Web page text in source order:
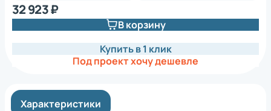
32 923 ₽
В корзину
Купить в 1 клик
Под проект хочу дешевле
Характеристики